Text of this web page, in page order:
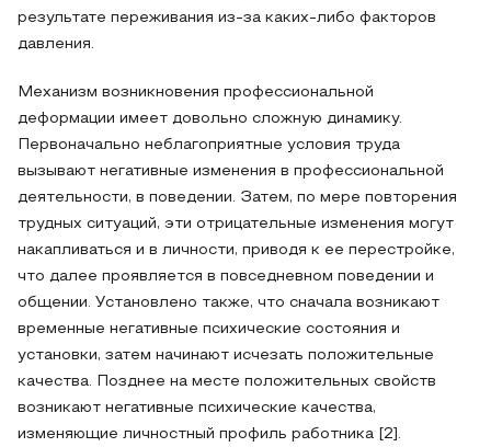
результате переживания из-за каких-либо факторов
давления.
Механизм возникновения профессиональной
деформации имеет довольно сложную динамику.
Первоначально неблагоприятные условия труда
вызывают негативные изменения в профессиональной
деятельности, в поведении. Затем, по мере повторения
трудных ситуаций, эти отрицательные изменения могут
накапливаться и в личности, приводя к ее перестройке,
что далее проявляется в повседневном поведении и
общении. Установлено также, что сначала возникают
временные негативные психические состояния и
установки, затем начинают исчезать положительные
качества. Позднее на месте положительных свойств
возникают негативные психические качества,
изменяющие личностный профиль работника [2].